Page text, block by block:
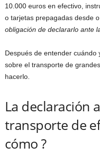
10.000 euros en efectivo,
o tarjetas prepagadas desde
obligación de declararlo ante
Después de entender
sobre el transporte de
hacerlo.
La declaración
transporte de
cómo ?